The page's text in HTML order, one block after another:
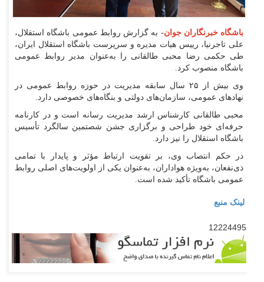
باشگاه خبرنگاران جوان- به گزارش روابط عمومی باشگاه استقلال،
علی تاجرنیا، رییس هیات مدیره و سرپرست باشگاه استقلال ایران،
طی حکمی رضا محبی طالقانی را به‌عنوان مدیر روابط عمومی
باشگاه منصوب کرد.
وی بیش از ۲۵ سال سابقه مدیریت در حوزه روابط عمومی در
نهاد‌های عمومی، سازمان‌های دولتی و بنگاه‌های خصوصی دارد.
محبی طالقانی کارشناس ارشد مدیریت رسانه است و در کارنامه
حرفه‌ای خود طراحی و برگزاری جشن شصتمین سالگرد تأسیس
باشگاه استقلال را نیز دارد.
در حکم انتصاب وی، بر تقویت ارتباط مؤثر و پایدار با تمامی
ذی‌نفعان، به‌ویژه هواداران، به‌عنوان یکی از اولویت‌های اصلی روابط
عمومی باشگاه تأکید شده است.
لینک منبع
12224495